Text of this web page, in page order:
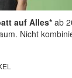
auf Alles*ab
Nicht